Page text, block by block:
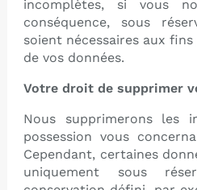
incomplètes, si vous
conséquence, sous
soient nécessaires aux
de vos données.
Votre droit de supprimer
Nous supprimerons les
possession vous
Cependant, certaines
uniquement sous